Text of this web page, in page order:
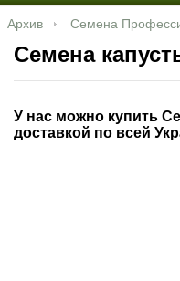
Архив Семена
Семена
У нас можно купить
доставкой по всей